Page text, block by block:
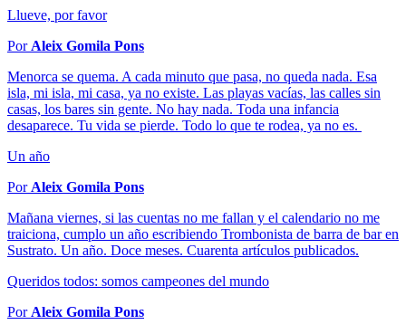
Llueve, por favor
Por Aleix Gomila Pons
Menorca se quema. A cada minuto que pasa, no queda nada. Esa
isla, mi isla, mi casa, ya no existe. Las playas vacías, las calles sin
casas, los bares sin gente. No hay nada. Toda una infancia
desaparece. Tu vida se pierde. Todo lo que te rodea, ya no es.
Un año
Por Aleix Gomila Pons
Mañana viernes, si las cuentas no me fallan y el calendario no me
traiciona, cumplo un año escribiendo Trombonista de barra de bar en
Sustrato. Un año. Doce meses. Cuarenta artículos publicados.
Queridos todos: somos campeones del mundo
Por Aleix Gomila Pons